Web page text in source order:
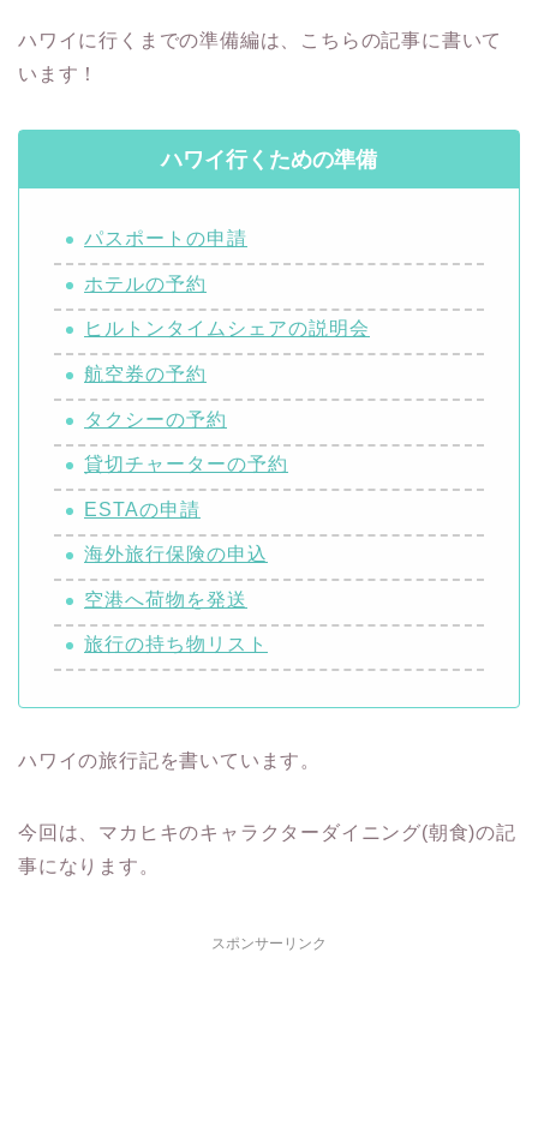
ハワイに行くまでの準備編は、こちらの記事に書いて
います！
ハワイ行くための準備
パスポートの申請
ホテルの予約
ヒルトンタイムシェアの説明会
航空券の予約
タクシーの予約
貸切チャーターの予約
ESTAの申請
海外旅行保険の申込
空港へ荷物を発送
旅行の持ち物リスト
ハワイの旅行記を書いています。
今回は、マカヒキのキャラクターダイニング(朝食)の記
事になります。
スポンサーリンク